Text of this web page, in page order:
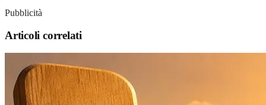
Pubblicità
Articoli correlati